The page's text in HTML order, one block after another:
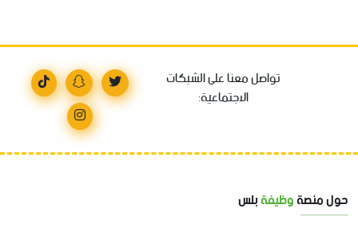
تواصل معنا على الشبكات
الاجتماعية:
حول منصةوظيفةبلس